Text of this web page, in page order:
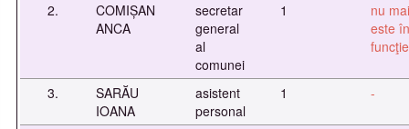
2.
COMIȘAN
ANCA
secretar
general
al
comunei
1
nu mai
este în
funcţie
3.
SARĂU
IOANA
asistent
personal
1 -